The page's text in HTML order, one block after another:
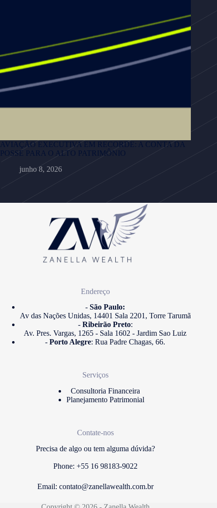
AVIAÇÃO EXECUTIVA EM RECORDE: A CONTA DA
POSSE PARA O ALTO PATRIMÔNIO
junho 8, 2026
Endereço
- São Paulo:
Av das Nações Unidas, 14401 Sala 2201, Torre Tarumã
-Ribeirão Preto:
Av. Pres. Vargas, 1265 - Sala 1602 - Jardim Sao Luiz
-Porto Alegre: Rua Padre Chagas, 66.
Serviços
Consultoria Financeira
Planejamento Patrimonial
Contate-nos
Precisa de algo ou tem alguma dúvida?
Phone: +55 16 98183-9022
Email:contato@zanellawealth.com.br